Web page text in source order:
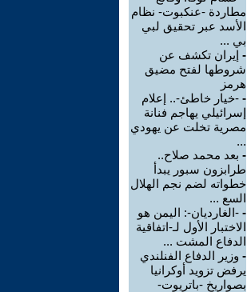
مطاردة -عنكبوت- نظام
الأسد عبر تحقيق لبي
بي ...
- إيران تكشف عن
شروطها لفتح مضيق
هرمز
- -خيار خاطئ-.. إعلام
إسرائيلي يهاجم فنانة
مصرية تخلت عن يهودي
...
- بعد محمد صلاح..
طرابزون سبور يبدأ
خطواته لضم نجم الهلال
السع ...
- -الغارديان-: اليمن هو
الاختبار الأول لـ-اتفاقية
الدفاع المشت ...
- وزير الدفاع الفنلندي
يرفض تزويد أوكرانيا
بصواريخ -باتريوت-